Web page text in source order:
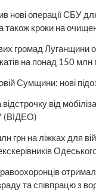
нові операції СБУ
а також кроки на
громад Луганщини
на понад 150 млн
Сумщини: нові
від
(ВІДЕО)
грн на ліжках для
та співпрацю з